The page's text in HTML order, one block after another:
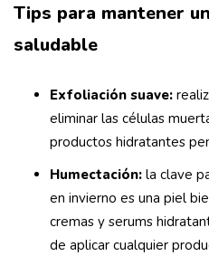
Tips para mantener un
saludable
Exfoliación suave:
eliminar las células
productos hidratantes
Humectación: la clave
en invierno es una piel
cremas y serums
de aplicar cualquier